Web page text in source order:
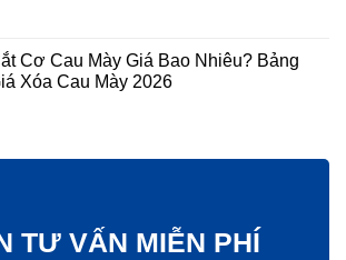
Cơ Cau Mày Giá Bao Nhiêu? Bảng
Xóa Cau Mày 2026
TƯ VẤN MIỄN PHÍ